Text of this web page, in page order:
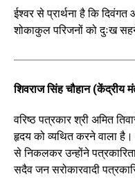
ईश्वर से प्रार्थना है कि
शोकाकुल परिजनों को दुःख
शिवराज सिंह चौहान (केंद्रीय
वरिष्ठ पत्रकार श्री अमित
हृदय को व्यथित करने वाला
से निकलकर उन्होंने
सदैव जन सरोकारवादी